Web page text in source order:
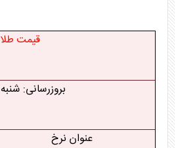
قیمت طلا
بروزرسانی: شنبه ۱۳ تیر
عنوان نرخ